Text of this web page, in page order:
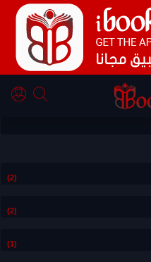
(2)
(2)
(1)